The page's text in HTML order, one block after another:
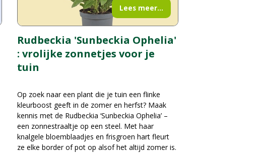
Rudbeckia 'Sunbeckia Ophelia'
: vrolijke zonnetjes voor je
tuin
Op zoek naar een plant die je tuin een flinke
kleurboost geeft in de zomer en herfst? Maak
kennis met de Rudbeckia ‘Sunbeckia Ophelia’ –
een zonnestraaltje op een steel. Met haar
knalgele bloemblaadjes en frisgroen hart fleurt
ze elke border of pot op alsof het altijd zomer is.
Lees meer...